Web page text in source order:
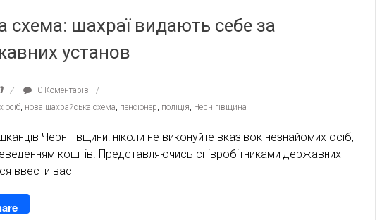
схема: шахраї видають себе за
установ
0 Коментарів
осіб нова шахрайська схема пенсіонер поліція Чернігівщина
Чернігівщини: ніколи не виконуйте вказівок незнайомих осіб,
коштів. Представляючись співробітниками державних
ввести вас